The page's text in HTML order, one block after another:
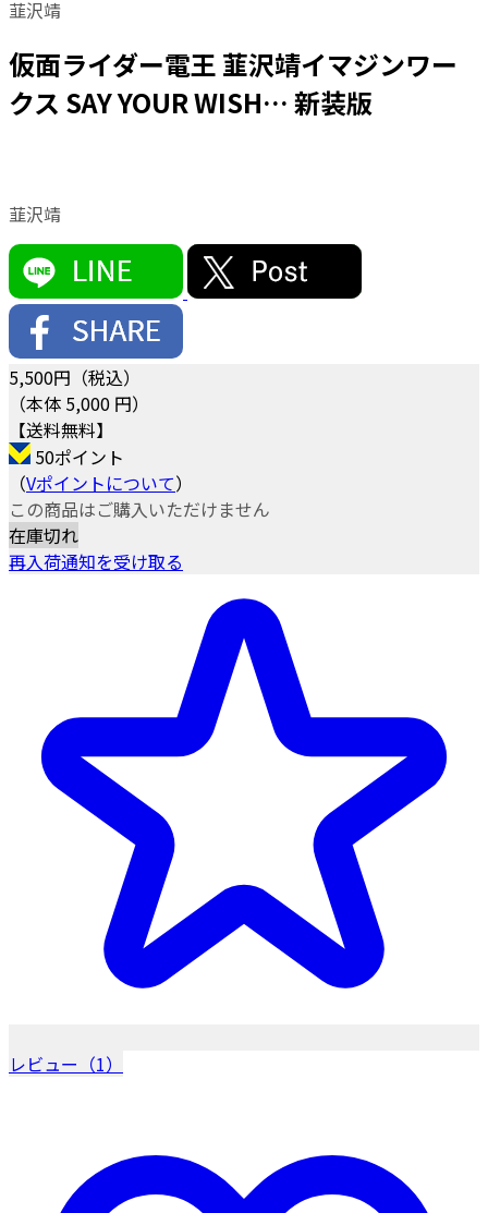
韮沢靖
仮面ライダー電王 韮沢靖イマジンワー
クス SAY YOUR WISH… 新装版
韮沢靖
5,500円（税込）
（本体 5,000 円）
【送料無料】
50ポイント
（Vポイントについて）
この商品はご購入いただけません
在庫切れ
再入荷通知を受け取る
レビュー（1）